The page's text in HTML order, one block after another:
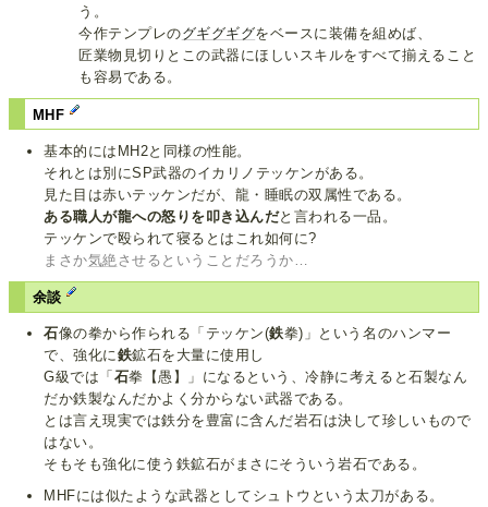
う。
今作テンプレのグギグギグをベースに装備を組めば、
匠業物見切りとこの武器にほしいスキルをすべて揃えること
も容易である。
MHF
基本的にはMH2と同様の性能。
それとは別にSP武器のイカリノテッケンがある。
見た目は赤いテッケンだが、龍・睡眠の双属性である。
ある職人が龍への怒りを叩き込んだと言われる一品。
テッケンで殴られて寝るとはこれ如何に?
まさか気絶 させるということだろうか…
余談
石像の拳から作られる「テッケン(鉄拳)」という名のハンマー
で、強化に 鉄鉱石を大量に使用し
G級では「 石拳【愚】」になるという、冷静に考えると石製なん
だか鉄製なんだかよく分からない武器である。
とは言え現実では鉄分を豊富に含んだ岩石は決して珍しいもので
はない。
そもそも強化に使う鉄鉱石がまさにそういう岩石である。
MHFには似たような武器としてシュトウという太刀がある。